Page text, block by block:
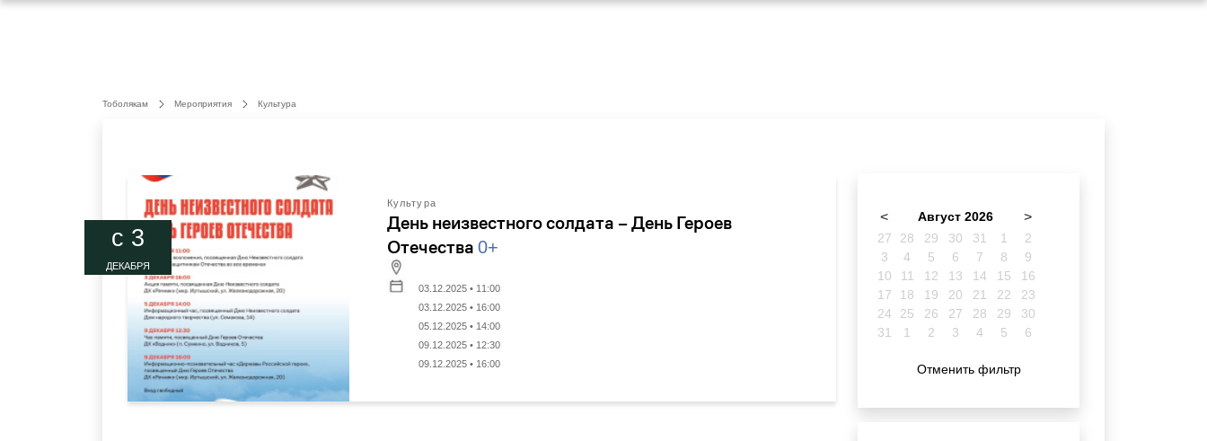
Тоболякам Мероприятия Культура
c 3
ДЕКАБРЯ
Культура
День неизвестного солдата – День Героев
Отечества 0+
03.12.2025 • 11:00
03.12.2025 • 16:00
05.12.2025 • 14:00
09.12.2025 • 12:30
09.12.2025 • 16:00
< Август 2026 >
27 28 29 30 31 1
2
3
4 5 6 7 8
9
10
11 12 13 14 15
16
17
18 19 20 21 22
23
24
25 26 27 28 29
30
31
1 2 3 4 5 6
Отменить фильтр